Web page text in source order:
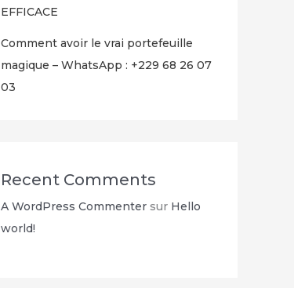
EFFICACE
Comment avoir le vrai portefeuille
magique – WhatsApp : +229 68 26 07
03
Recent Comments
A WordPress Commenter sur Hello
world!